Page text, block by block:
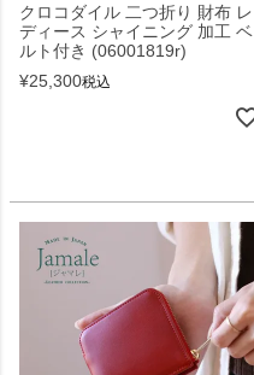
クロコダイル 二つ折り 財布 レ
ディース シャイニング 加工 ベ
ルト付き (06001819r)
¥25,300税込